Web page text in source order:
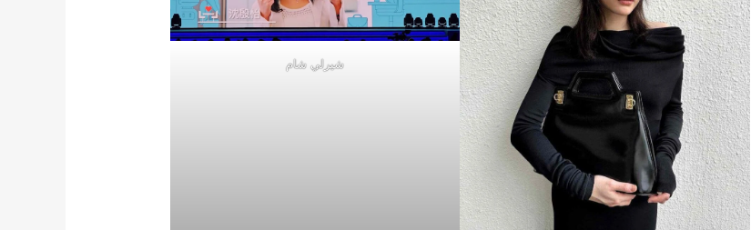
شيرلي شام